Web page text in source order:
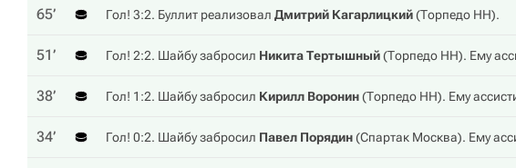
65‎’‎ Гол! 3:2. Буллит реализовал Дмитрий Кагарлицкий(Торпедо НН).
51‎’‎ Гол! 2:2. Шайбу забросил Никита Тертышный(Торпедо НН). Ему
38‎’‎ Гол! 1:2. Шайбу забросил Кирилл Воронин(Торпедо НН). Ему
34‎’‎ Гол! 0:2. Шайбу забросил Павел Порядин(Спартак Москва). Ему